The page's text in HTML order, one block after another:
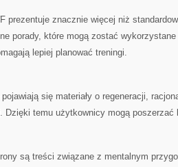
prezentuje znacznie więcej niż
porady, które mogą zostać
lepiej planować treningi.
się materiały o regeneracji,
Dzięki temu użytkownicy mogą poszerzać
są treści związane z mentalnym